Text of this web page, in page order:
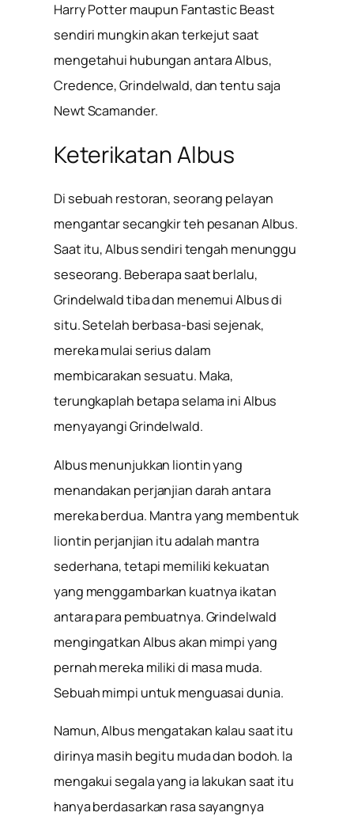
Harry Potter maupun Fantastic Beast
sendiri mungkin akan terkejut saat
mengetahui hubungan antara Albus,
Credence, Grindelwald, dan tentu saja
Newt Scamander.
Keterikatan Albus
Di sebuah restoran, seorang pelayan
mengantar secangkir teh pesanan Albus.
Saat itu, Albus sendiri tengah menunggu
seseorang. Beberapa saat berlalu,
Grindelwald tiba dan menemui Albus di
situ. Setelah berbasa-basi sejenak,
mereka mulai serius dalam
membicarakan sesuatu. Maka,
terungkaplah betapa selama ini Albus
menyayangi Grindelwald.
Albus menunjukkan liontin yang
menandakan perjanjian darah antara
mereka berdua. Mantra yang membentuk
liontin perjanjian itu adalah mantra
sederhana, tetapi memiliki kekuatan
yang menggambarkan kuatnya ikatan
antara para pembuatnya. Grindelwald
mengingatkan Albus akan mimpi yang
pernah mereka miliki di masa muda.
Sebuah mimpi untuk menguasai dunia.
Namun, Albus mengatakan kalau saat itu
dirinya masih begitu muda dan bodoh. Ia
mengakui segala yang ia lakukan saat itu
hanya berdasarkan rasa sayangnya